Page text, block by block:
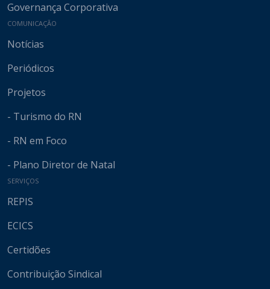
Governança Corporativa
COMUNICAÇÃO
Notícias
Periódicos
Projetos
- Turismo do RN
- RN em Foco
- Plano Diretor de Natal
SERVIÇOS
REPIS
ECICS
Certidões
Contribuição Sindical